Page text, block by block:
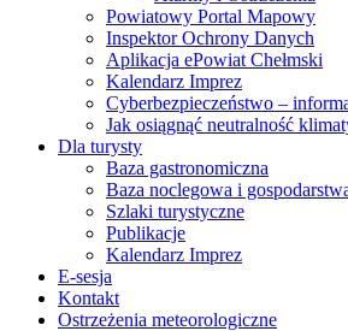
Powiatowy Portal Mapowy
Inspektor Ochrony Danych
Aplikacja ePowiat Chełmski
Kalendarz Imprez
Cyberbezpieczeństwo –
Jak osiągnąć neutralność
Dla turysty
Baza gastronomiczna
Baza noclegowa i
Szlaki turystyczne
Publikacje
Kalendarz Imprez
E-sesja
Kontakt
Ostrzeżenia meteorologiczne